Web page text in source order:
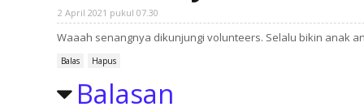
2 April 2021 pukul 07.30
Waaah senangnya dikunjungi volunteers. Selalu bikin anak
Balas Hapus
Balasan